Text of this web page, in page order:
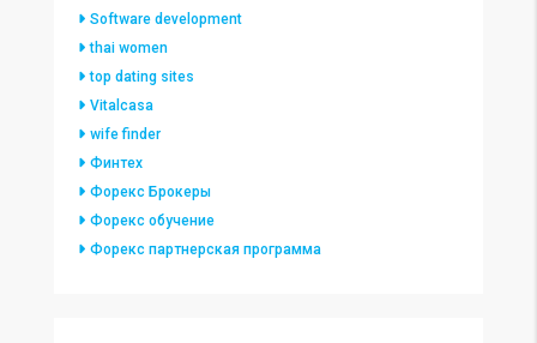
Software development
thai women
top dating sites
Vitalcasa
wife finder
Финтех
Форекс Брокеры
Форекс обучение
Форекс партнерская программа